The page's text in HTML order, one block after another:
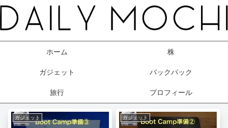
ホーム 株
ガジェット バックパック
旅行 プロフィール
ガジェット ガジェット